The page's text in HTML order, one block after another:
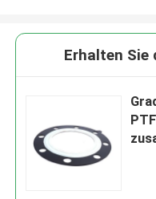
Erhalten Sie